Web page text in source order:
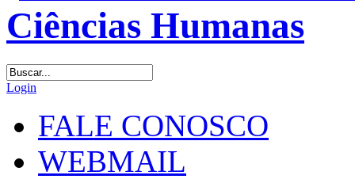
Login
FALE CONOSCO
WEBMAIL